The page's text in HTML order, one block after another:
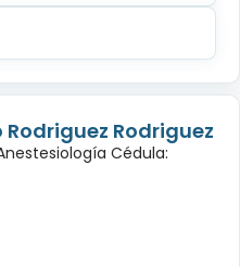
Rodriguez Rodriguez
Cédula: